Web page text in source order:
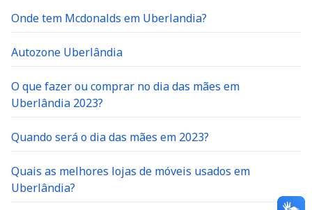
Onde tem Mcdonalds em Uberlandia?
Autozone Uberlândia
O que fazer ou comprar no dia das mães em
Uberlândia 2023?
Quando será o dia das mães em 2023?
Quais as melhores lojas de móveis usados em
Uberlândia?